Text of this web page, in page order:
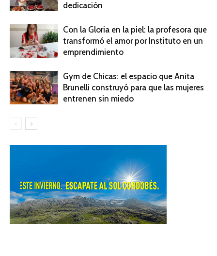
dedicación
Con la Gloria en la piel: la profesora que
transformó el amor por Instituto en un
emprendimiento
Gym de Chicas: el espacio que Anita
Brunelli construyó para que las mujeres
entrenen sin miedo